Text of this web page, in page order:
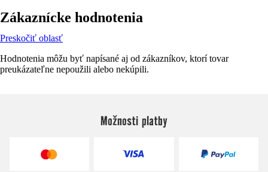
Zákaznícke hodnotenia
Preskočiť oblasť
Hodnotenia môžu byť napísané aj od zákazníkov, ktorí tovar
preukázateľne nepoužili alebo nekúpili.
Možnosti platby